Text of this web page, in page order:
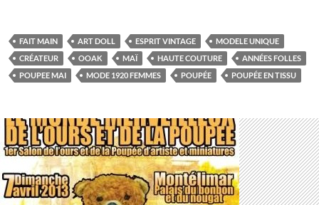
FAIT MAIN ART DOLL ESPRIT VINTAGE
MODELE UNIQUE
CRÉATEUR
OOAK MAÏ HAUTE COUTURE
ANNÉES FOLLES
POUPEE MAI
MODE 1920 FEMMES POUPÉE POUPÉE EN TISSU